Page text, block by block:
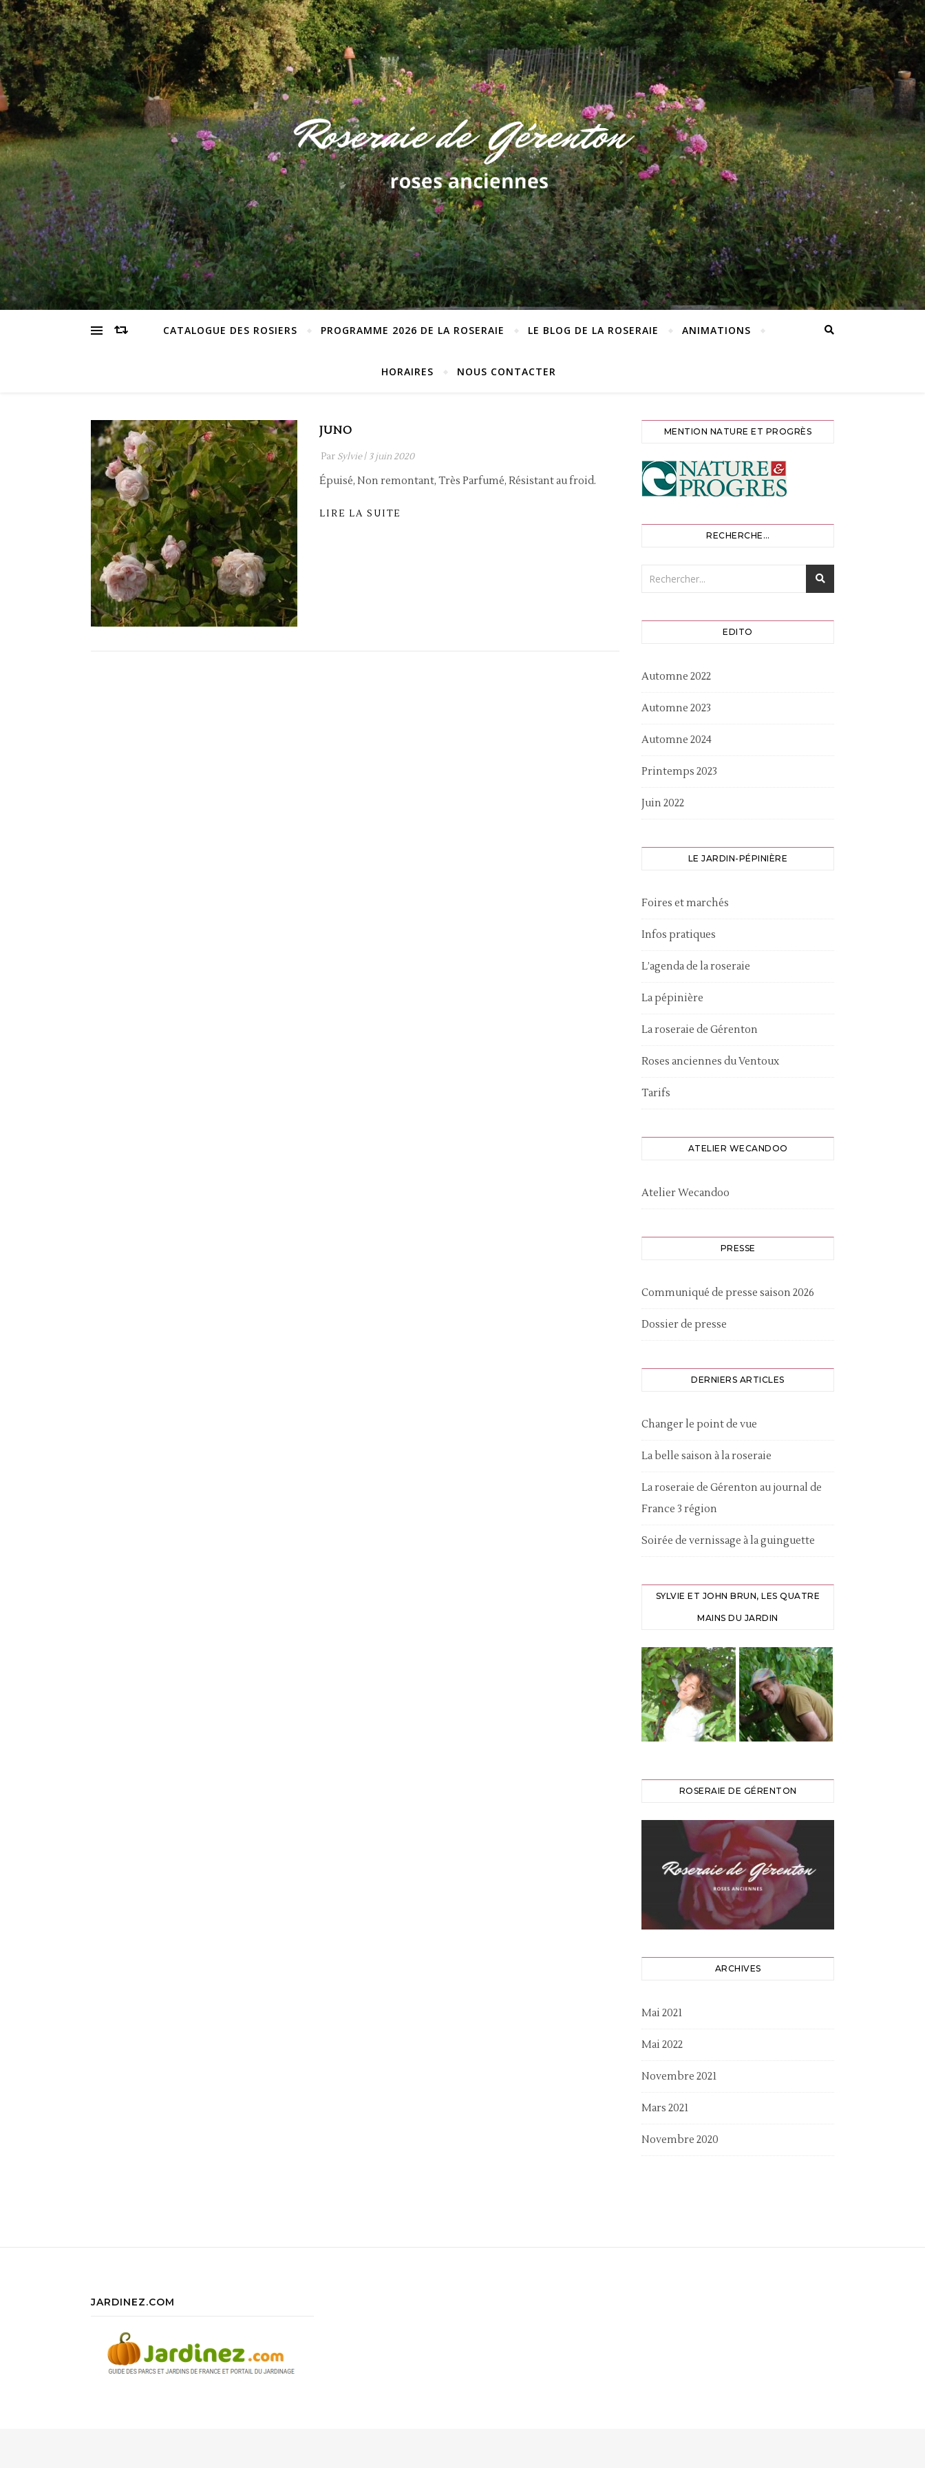
CATALOGUE DES ROSIERS PROGRAMME 2026 DE LA ROSERAIE LE BLOG DE LA ROSERAIE ANIMATIONS
HORAIRES NOUS CONTACTER
JUNO
Par Sylvie/ 3 juin 2020
Épuisé, Non remontant, Très Parfumé, Résistant au froid.
LIRE LA SUITE
MENTION NATURE ET PROGRÈS
RECHERCHE…
EDITO
Automne 2022
Automne 2023
Automne 2024
Printemps 2023
Juin 2022
LE JARDIN-PÉPINIÈRE
Foires et marchés
Infos pratiques
L’agenda de la roseraie
La pépinière
La roseraie de Gérenton
Roses anciennes du Ventoux
Tarifs
ATELIER WECANDOO
Atelier Wecandoo
PRESSE
Communiqué de presse saison 2026
Dossier de presse
DERNIERS ARTICLES
Changer le point de vue
La belle saison à la roseraie
La roseraie de Gérenton au journal de
France 3 région
Soirée de vernissage à la guinguette
SYLVIE ET JOHN BRUN, LES QUATRE
MAINS DU JARDIN
ROSERAIE DE GÉRENTON
ARCHIVES
Mai 2021
Mai 2022
Novembre 2021
Mars 2021
Novembre 2020
JARDINEZ.COM